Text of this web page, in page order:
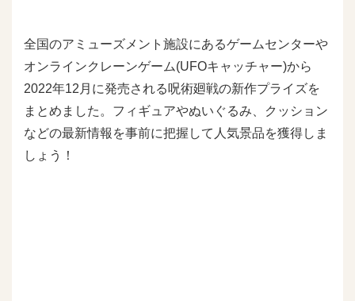
全国のアミューズメント施設にあるゲームセンターや
オンラインクレーンゲーム(UFOキャッチャー)から
2022年12月に発売される呪術廻戦の新作プライズを
まとめました。フィギュアやぬいぐるみ、クッション
などの最新情報を事前に把握して人気景品を獲得しま
しょう！